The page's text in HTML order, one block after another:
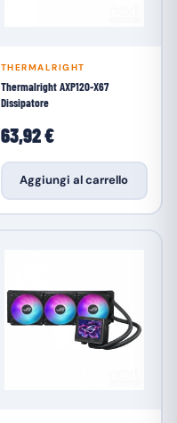
THERMALRIGHT
Thermalright AXP120-X67
Dissipatore
63,92 €
Aggiungi al carrello